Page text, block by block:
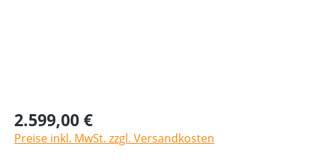
2.599,00 €
Preise inkl. MwSt. zzgl. Versandkosten